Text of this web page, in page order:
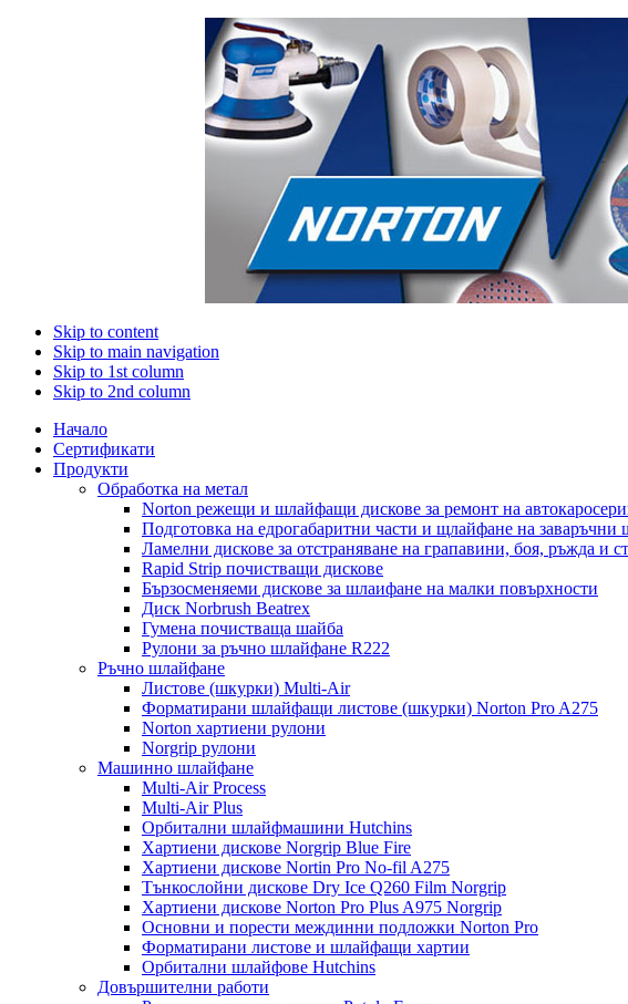
Skip to content
Skip to main navigation
Skip to 1st column
Skip to 2nd column
Начало
Сертификати
Продукти
Обработка на метал
Norton режещи и шлайфащи дискове за ремонт на
Подготовка на едрогабаритни части и щлайфане на заваръчни
Ламелни дискове за отстраняване на грапавини, боя, ръжда и
Rapid Strip почистващи дискове
Бързосменяеми дискове за шлаифане на малки повърхности
Диск Norbrush Beatrex
Гумена почистваща шайба
Рулони за ръчно шлайфане R222
Ръчно шлайфане
Листове (шкурки) Multi-Air
Форматирани шлайфащи листове (шкурки) Norton Pro A275
Norton хартиени рулони
Norgrip рулони
Машинно шлайфане
Multi-Air Process
Multi-Air Plus
Орбитални шлайфмашини Hutchins
Хартиени дискове Norgrip Blue Fire
Хартиени дискове Nortin Pro No-fil A275
Тънкослойни дискове Dry Ice Q260 Film Norgrip
Хартиени дискове Norton Pro Plus A975 Norgrip
Основни и порести междинни подложки Norton Pro
Форматирани листове и шлайфащи хартии
Орбитални шлайфове Hutchins
Довършителни работи